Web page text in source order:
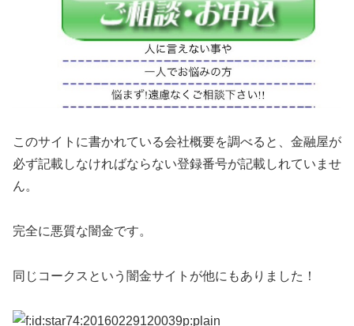
このサイトに書かれている会社概要を調べると、金融屋が
必ず記載しなければならない登録番号が記載しれていませ
ん。
完全に悪質な闇金です。
同じコークスという闇金サイトが他にもありました！